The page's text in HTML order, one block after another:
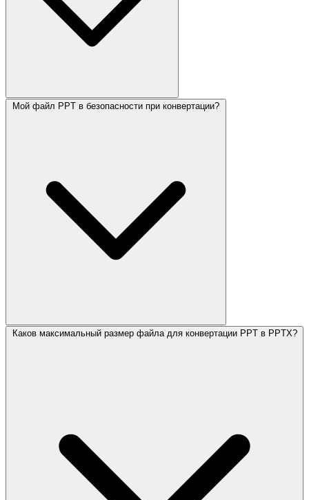
Мой файл PPT в безопасности при конвертации?
Каков максимальный размер файла для конвертации PPT в PPTX?